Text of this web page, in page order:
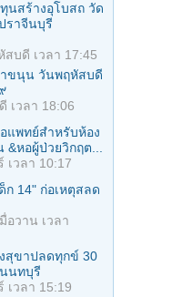
นสร้างอุโบสถ วัด
ราจีนบุรี
สบดี เวลา 17:45
าขนุน วันพฤหัสบดี
เวลา 18:06
แพทย์สำหรับห้อง
หอผู้ป่วยวิกฤต...
เวลา 10:17
ก 14" ก่อเหตุสลด
มื่อวาน เวลา
สุขาปลดทุกข์ 30
นทบุรี
เวลา 15:19